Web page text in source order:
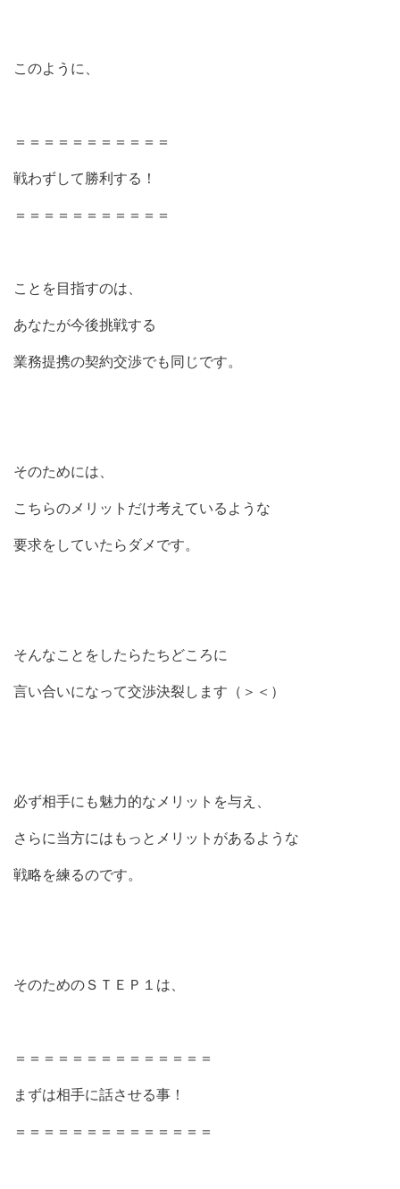
このように、
＝＝＝＝＝＝＝＝＝＝＝
戦わずして勝利する！
＝＝＝＝＝＝＝＝＝＝＝
ことを目指すのは、
あなたが今後挑戦する
業務提携の契約交渉でも同じです。
そのためには、
こちらのメリットだけ考えているような
要求をしていたらダメです。
そんなことをしたらたちどころに
言い合いになって交渉決裂します（＞＜）
必ず相手にも魅力的なメリットを与え、
さらに当方にはもっとメリットがあるような
戦略を練るのです。
そのためのＳＴＥＰ１は、
＝＝＝＝＝＝＝＝＝＝＝＝＝＝
まずは相手に話させる事！
＝＝＝＝＝＝＝＝＝＝＝＝＝＝